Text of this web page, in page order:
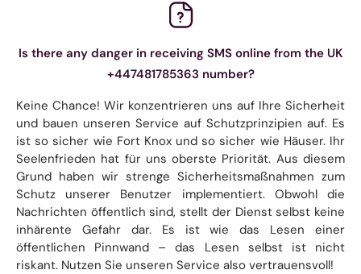
Is there any danger in receiving SMS online from the UK
+447481785363 number?
Keine Chance! Wir konzentrieren uns auf Ihre Sicherheit
und bauen unseren Service auf Schutzprinzipien auf. Es
ist so sicher wie Fort Knox und so sicher wie Häuser. Ihr
Seelenfrieden hat für uns oberste Priorität. Aus diesem
Grund haben wir strenge Sicherheitsmaßnahmen zum
Schutz unserer Benutzer implementiert. Obwohl die
Nachrichten öffentlich sind, stellt der Dienst selbst keine
inhärente Gefahr dar. Es ist wie das Lesen einer
öffentlichen Pinnwand – das Lesen selbst ist nicht
riskant. Nutzen Sie unseren Service also vertrauensvoll!